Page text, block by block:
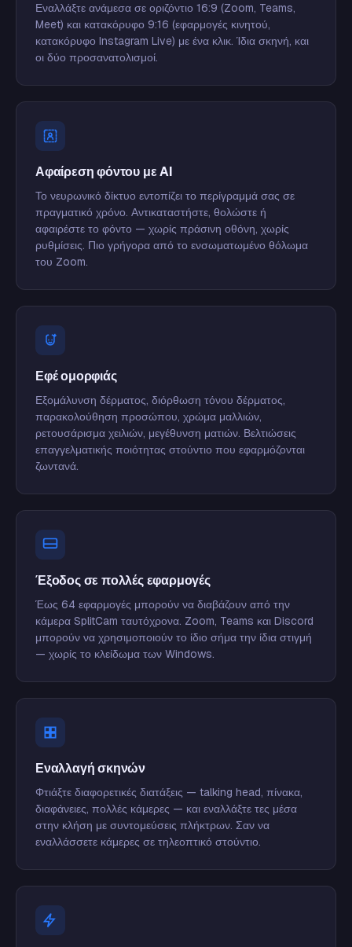
Εναλλάξτε ανάμεσα σε οριζόντιο 16:9 (Zoom, Teams,
Meet) και κατακόρυφο 9:16 (εφαρμογές κινητού,
κατακόρυφο Instagram Live) με ένα κλικ. Ίδια σκηνή, και
οι δύο προσανατολισμοί.
Αφαίρεση φόντου με AI
Το νευρωνικό δίκτυο εντοπίζει το περίγραμμά σας σε
πραγματικό χρόνο. Αντικαταστήστε, θολώστε ή
αφαιρέστε το φόντο — χωρίς πράσινη οθόνη, χωρίς
ρυθμίσεις. Πιο γρήγορα από το ενσωματωμένο θόλωμα
του Zoom.
Εφέ ομορφιάς
Εξομάλυνση δέρματος, διόρθωση τόνου δέρματος,
παρακολούθηση προσώπου, χρώμα μαλλιών,
ρετουσάρισμα χειλιών, μεγέθυνση ματιών. Βελτιώσεις
επαγγελματικής ποιότητας στούντιο που εφαρμόζονται
ζωντανά.
Έξοδος σε πολλές εφαρμογές
Έως 64 εφαρμογές μπορούν να διαβάζουν από την
κάμερα SplitCam ταυτόχρονα. Zoom, Teams και Discord
μπορούν να χρησιμοποιούν το ίδιο σήμα την ίδια στιγμή
— χωρίς το κλείδωμα των Windows.
Εναλλαγή σκηνών
Φτιάξτε διαφορετικές διατάξεις — talking head, πίνακα,
διαφάνειες, πολλές κάμερες — και εναλλάξτε τες μέσα
στην κλήση με συντομεύσεις πλήκτρων. Σαν να
εναλλάσσετε κάμερες σε τηλεοπτικό στούντιο.